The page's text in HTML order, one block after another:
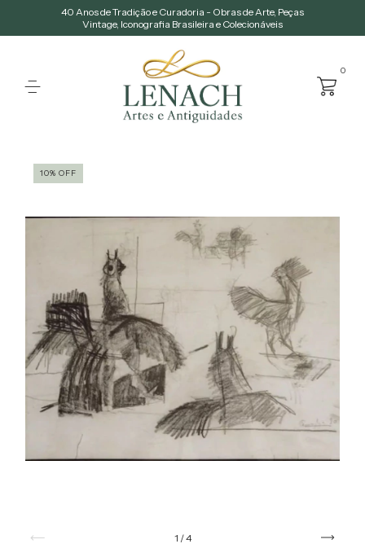
40 Anos de Tradição e Curadoria - Obras de Arte, Peças
Vintage, Iconografia Brasileira e Colecionáveis
0
10% OFF
1 /4